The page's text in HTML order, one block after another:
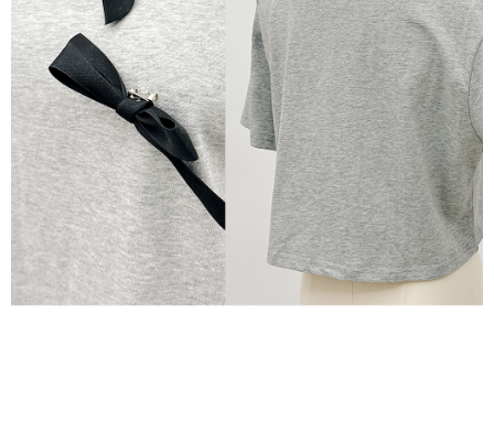
menggunakan bil syarikat ini.
2. Berdasarkan tujuan kontrak persetujuan pembayaran menggunakan
"Pembayaran Ansuran Gogo", kedai akan memberikan maklumat peribadi
anda (termasuk nama, telefon atau alamat) kepada Taiwan Mobile untuk
pengumpulan, pemprosesan dan penggunaan, untuk pengesahan,
semakan dan pembetulan data yang diperlukan untuk bil ansuran oleh
Taiwan Mobile.
3. Sila baca syarat perkhidmatan pengguna secara lengkap melalui
pautan berikut: https://oppay.tw/userRule